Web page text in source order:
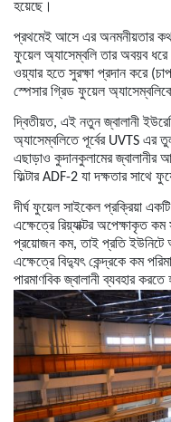
হয়েছে।
প্রথমেই আসে এর অনমনীয়তার
ফুয়েল অ্যাসেম্বলি তার অবয়ব ধরে
ওয়্যার হতে সুরক্ষা প্রদান করে(চাপ
স্পেসার গ্রিড ফুয়েল
দ্বিতীয়ত, এই নতুন জ্বালানী
অ্যাসেম্বলিতে পূর্বেরUVTS এর
এছাড়াও কুদানকুলামের জ্বালানীর
ফিল্টারADF-2 যা দক্ষতার সাথে
দীর্ঘ ফুয়েল সাইকেল প্রক্রিয়া একটি
এক্ষেত্রে রিয়্যাক্টর অপেক্ষাকৃত কম
প্রয়োজন কম,তাই প্রতি ইউনিটে
এক্ষেত্রে বিদ্যুৎ কেন্দ্রকে কম
পারমাণবিক জ্বালানী ব্যবহার করতে